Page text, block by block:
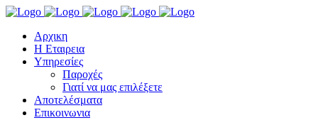
Αρχικη
Η Εταιρεια
Υπηρεσίες
Παροχές
Γιατί να μας επιλέξετε
Αποτελέσματα
Επικοινωνια